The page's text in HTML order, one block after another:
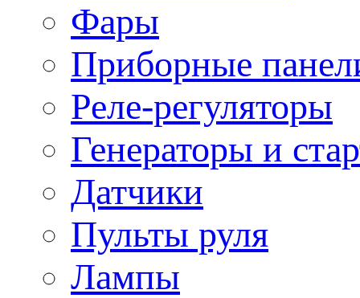
Фары
Приборные
Реле-регуляторы
Генераторы и
Датчики
Пульты руля
Лампы